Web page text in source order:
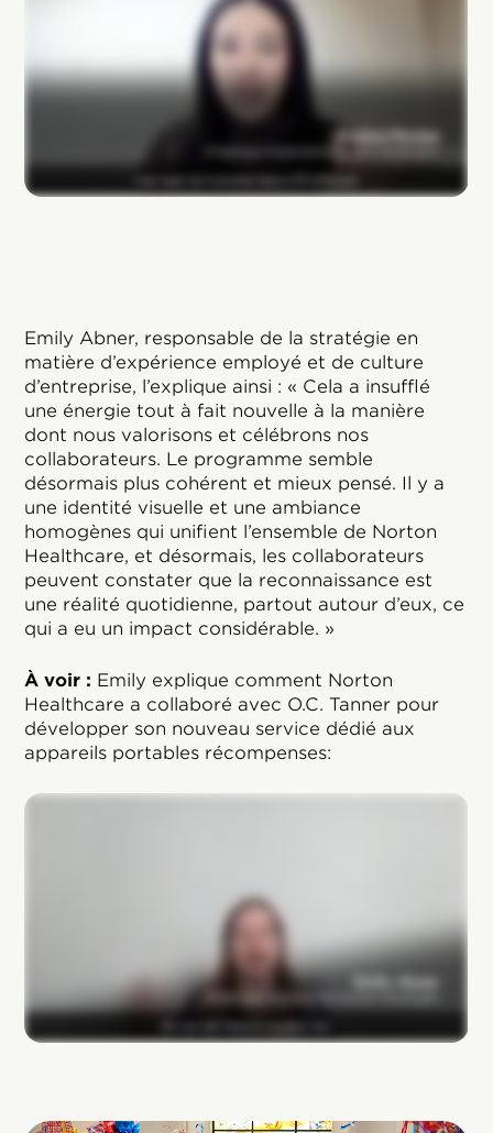
Emily Abner, responsable de la stratégie en
matière d’expérience employé et de culture
d’entreprise, l’explique ainsi : « Cela a insufflé
une énergie tout à fait nouvelle à la manière
dont nous valorisons et célébrons nos
collaborateurs. Le programme semble
désormais plus cohérent et mieux pensé. Il y a
une identité visuelle et une ambiance
homogènes qui unifient l’ensemble de Norton
Healthcare, et désormais, les collaborateurs
peuvent constater que la reconnaissance est
une réalité quotidienne, partout autour d’eux, ce
qui a eu un impact considérable. »
À voir : Emily explique comment Norton
Healthcare a collaboré avec O.C. Tanner pour
développer son nouveau service dédié aux
appareils portables récompenses: